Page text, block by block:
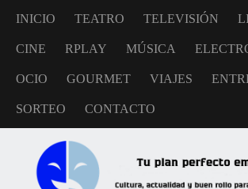
INICIO TEATRO TELEVISIÓN
CINE RPLAY MÚSICA
OCIO GOURMET VIAJES
SORTEO CONTACTO